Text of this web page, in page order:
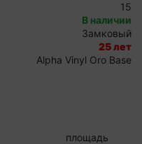
15
В наличии
Замковый
25 лет
Alpha Vinyl Oro Base
площадь